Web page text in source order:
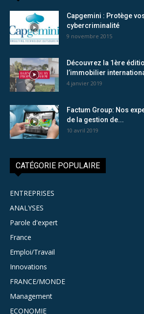
Capgemini : Protège
cybercriminalité
9 novembre 2015
Découvrez la 1ère
l’immobilier
4 janvier 2019
Factum Group: Nos
de la gestion de...
10 avril 2019
CATÉGORIE POPULAIRE
ENTREPRISES
ANALYSES
Parole d'expert
France
Emploi/Travail
Innovations
FRANCE/MONDE
Management
ECONOMIE